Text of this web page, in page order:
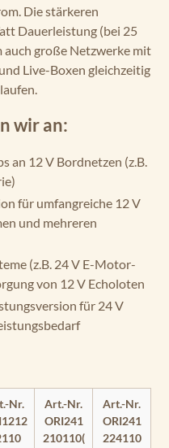
Die stärkeren
Dauerleistung (bei 25
auch große Netzwerke mit
Live-Boxen gleichzeitig
wir an:
an 12 V Bordnetzen (z.B.
für umfangreiche 12 V
und mehreren
(z.B. 24 V E-Motor-
von 12 V Echoloten
für 24 V
Nr.
Art.-Nr.
ORI241
210110(
Art.-Nr.
ORI241
224110